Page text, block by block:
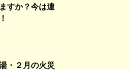
すか？今は違
・２月の火災